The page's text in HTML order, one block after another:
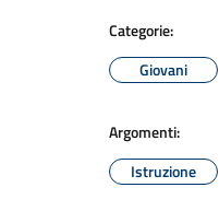
Categorie:
Giovani
Argomenti:
Istruzione